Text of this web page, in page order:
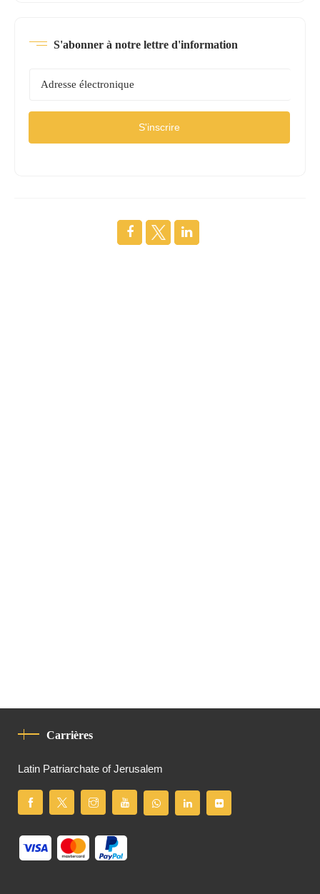
S'abonner à notre lettre d'information
S'inscrire
Carrières
Latin Patriarchate of Jerusalem